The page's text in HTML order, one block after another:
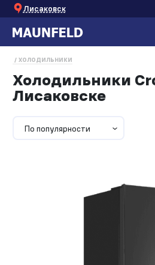
Лисаковск
ХОЛОДИЛЬНИКИ
Холодильники
Лисаковске
По популярности